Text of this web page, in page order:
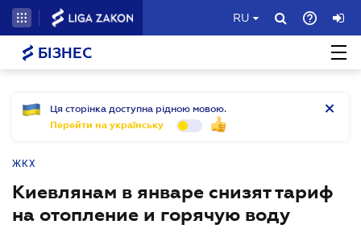
RU
БІЗНЕС
Ця сторінка доступна рідною мовою.
Перейти на українську
ЖКХ
Киевлянам в январе снизят тариф
на отопление и горячую воду